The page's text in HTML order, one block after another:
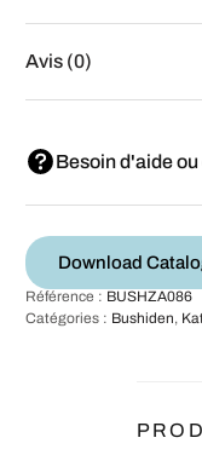
Avis (0)
Besoin d'aide
Download
Référence : BUSHZA086
Catégories : Bushiden,